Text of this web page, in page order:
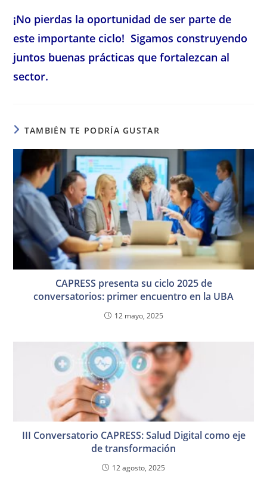
¡No pierdas la oportunidad de ser parte de
este importante ciclo!Sigamos construyendo
juntos buenas prácticas que fortalezcan al
sector.
TAMBIÉN TE PODRÍA GUSTAR
CAPRESS presenta su ciclo 2025 de
conversatorios: primer encuentro en la UBA
12 mayo, 2025
III Conversatorio CAPRESS: Salud Digital como eje
de transformación
12 agosto, 2025